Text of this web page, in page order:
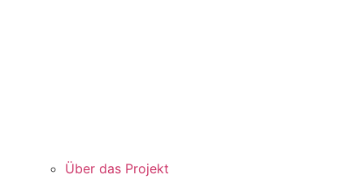
Über das Projekt